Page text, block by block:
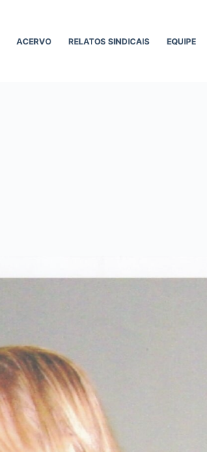
ACERVO RELATOS SINDICAIS EQUIPE